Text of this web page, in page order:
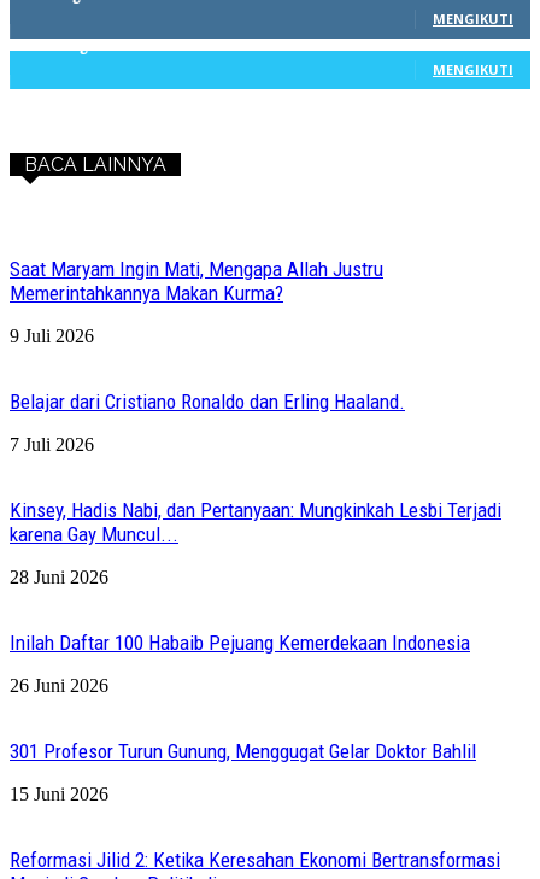
MENGIKUTI
MENGIKUTI
BACA LAINNYA
Saat Maryam Ingin Mati, Mengapa Allah Justru
Memerintahkannya Makan Kurma?
9 Juli 2026
Belajar dari Cristiano Ronaldo dan Erling Haaland.
7 Juli 2026
Kinsey, Hadis Nabi, dan Pertanyaan: Mungkinkah Lesbi Terjadi
karena Gay Muncul...
28 Juni 2026
Inilah Daftar 100 Habaib Pejuang Kemerdekaan Indonesia
26 Juni 2026
301 Profesor Turun Gunung, Menggugat Gelar Doktor Bahlil
15 Juni 2026
Reformasi Jilid 2: Ketika Keresahan Ekonomi Bertransformasi